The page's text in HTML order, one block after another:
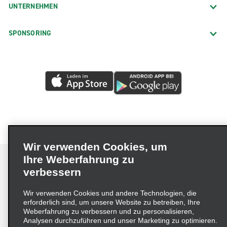
Atlanta, Buckhead Piedmont Rd.
Atlanta, Midtown Howell Mill
Atlanta, South Buckhead
Augusta, Gordon Hwy.
Augusta, Washington Rd.
Bainbridge
Blairsville
Blue Ridge
Bogart
UNTERNEHMEN
SPONSORING
Impressum Nutzungsbedingungen
Datenschutzrichtlinie
Cookie-Richtlinie
Datenschutzoptionen
Lieferkettensorgfaltspflichtengesetz (LkSG) Grundsatzerklärung
Wir verwenden Cookies, um
Ihre Weberfahrung zu
verbessern
Wir verwenden Cookies und andere Technologien, die
erforderlich sind, um unsere Website zu betreiben, Ihre
Weberfahrung zu verbessern und zu personalisieren,
Analysen durchzuführen und unser Marketing zu optimieren.